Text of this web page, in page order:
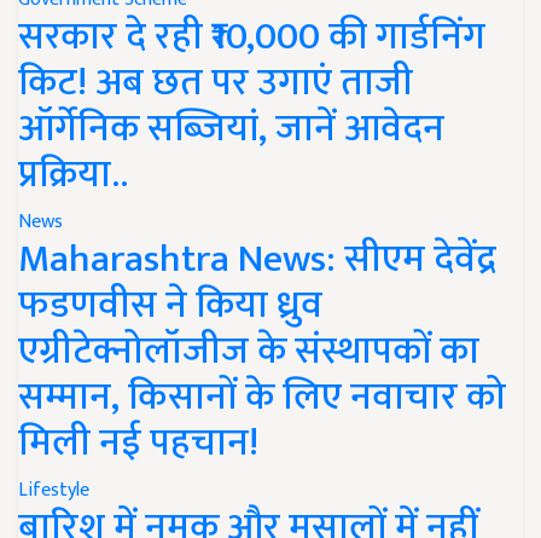
सरकार दे रही ₹10,000 की गार्डनिंग
किट! अब छत पर उगाएं ताजी
ऑर्गेनिक सब्जियां, जानें आवेदन
प्रक्रिया..
News
Maharashtra News: सीएम देवेंद्र
फडणवीस ने किया ध्रुव
एग्रीटेक्नोलॉजीज के संस्थापकों का
सम्मान, किसानों के लिए नवाचार को
मिली नई पहचान!
Lifestyle